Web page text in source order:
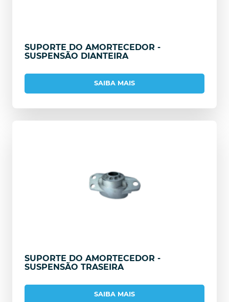
SUPORTE DO AMORTECEDOR -
SUSPENSÃO DIANTEIRA
SAIBA MAIS
SUPORTE DO AMORTECEDOR -
SUSPENSÃO TRASEIRA
SAIBA MAIS